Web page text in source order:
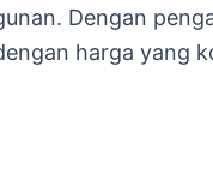
Dengan
harga yang